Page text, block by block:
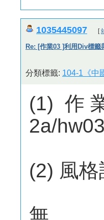
1035445097 [
Re: [作業03 ]利用Div標籤
分類標籤: 104-1《中
(1) 作
2a/
(2) 風格
無